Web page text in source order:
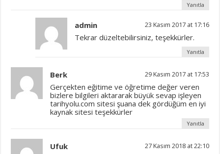
Yanıtla
admin 23 Kasım 2017 at 17:16
Tekrar düzeltebilirsiniz, teşekkürler.
Yanıtla
Berk 29 Kasım 2017 at 17:53
Gerçekten eğitime ve öğretime değer veren
bizlere bilgileri aktararak büyük sevap işleyen
tarihyolu.com sitesi şuana dek gördüğüm en iyi
kaynak sitesi teşekkürler
Yanıtla
Ufuk 27 Kasım 2018 at 22:10